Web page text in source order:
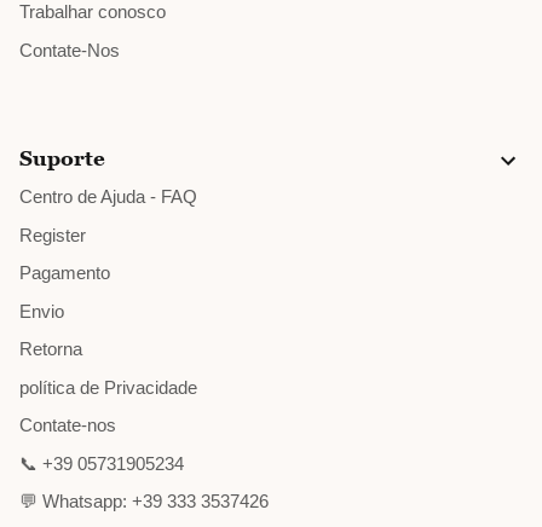
Trabalhar conosco
Contate-Nos
Suporte
Centro de Ajuda - FAQ
Register
Pagamento
Envio
Retorna
política de Privacidade
Contate-nos
📞 +39 05731905234
💬 Whatsapp: +39 333 3537426